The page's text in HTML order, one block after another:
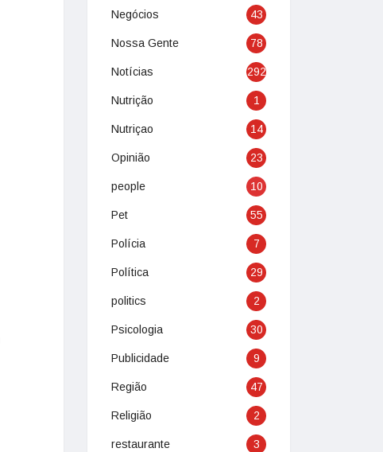
Negócios 43
Nossa Gente 78
Notícias 292
Nutrição 1
Nutriçao 14
Opinião 23
people 10
Pet 55
Polícia 7
Política 29
politics 2
Psicologia 30
Publicidade 9
Região 47
Religião 2
restaurante 3